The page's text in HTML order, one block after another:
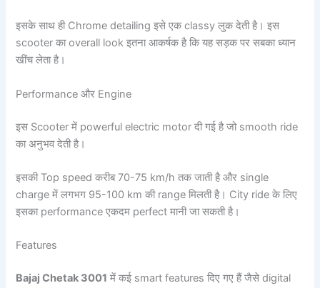
इसके साथ ही Chrome detailing इसे एक classy लुक देती है। इस
scooter का overall look इतना आकर्षक है कि यह सड़क पर सबका ध्यान
खींच लेता है।
Performance और Engine
इस Scooter में powerful electric motor दी गई है जो smooth ride
का अनुभव देती है।
इसकी Top speed करीब 70-75 km/h तक जाती है और single
charge में लगभग 95-100 km की range मिलती है। City ride के लिए
इसका performance एकदम perfect मानी जा सकती है।
Features
Bajaj Chetak 3001 में कई smart features दिए गए हैं जैसे digital